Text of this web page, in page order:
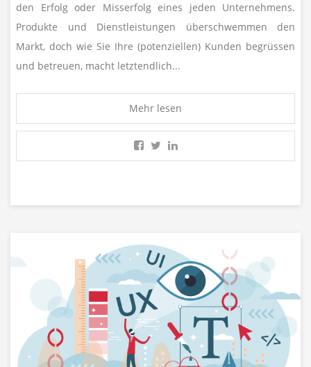
den Erfolg oder Misserfolg eines jeden Unternehmens.
Produkte und Dienstleistungen überschwemmen den
Markt, doch wie Sie Ihre (potenziellen) Kunden begrüssen
und betreuen, macht letztendlich...
Mehr lesen